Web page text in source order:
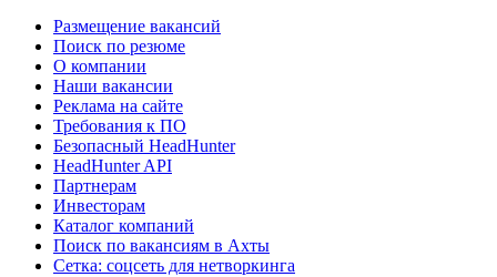
Размещение вакансий
Поиск по резюме
О компании
Наши вакансии
Реклама на сайте
Требования к ПО
Безопасный HeadHunter
HeadHunter API
Партнерам
Инвесторам
Каталог компаний
Поиск по вакансиям в Ахты
Сетка: соцсеть для нетворкинга